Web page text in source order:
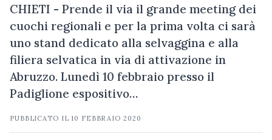
CHIETI - Prende il via il grande meeting dei
cuochi regionali e per la prima volta ci sarà
uno stand dedicato alla selvaggina e alla
filiera selvatica in via di attivazione in
Abruzzo. Lunedì 10 febbraio presso il
Padiglione espositivo…
PUBBLICATO IL10 FEBBRAIO 2020